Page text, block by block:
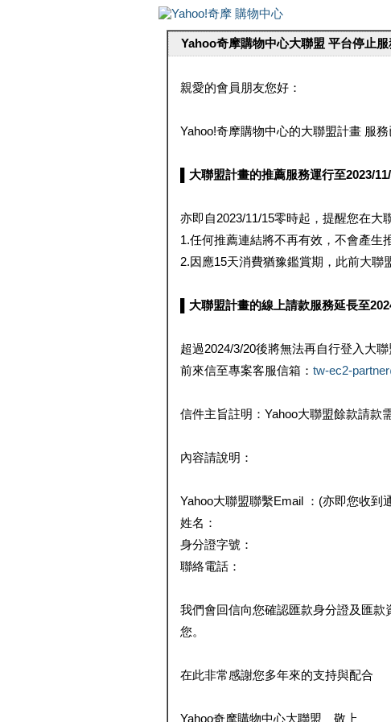
Yahoo奇摩購物中心大聯盟 平台停止
親愛的會員朋友您好：
Yahoo!奇摩購物中心的大聯盟計畫 服務
▌大聯盟計畫的推薦服務運行至2023/
亦即自2023/11/15零時起，提醒您在大
1.任何推薦連結將不再有效，不會產生
2.因應15天消費猶豫鑑賞期，此前大聯
▌大聯盟計畫的線上請款服務延長至
超過2024/3/20後將無法再自行登入大
前來信至專案客服信箱： tw-ec2-
信件主旨註明：Yahoo大聯盟餘款請款
內容請說明：
Yahoo大聯盟聯繫Email ：(亦即您收到
姓名：
身分證字號：
聯絡電話：
我們會回信向您確認匯款身分證及匯
您。
在此非常感謝您多年來的支持與配合
Yahoo奇摩購物中心大聯盟 敬上